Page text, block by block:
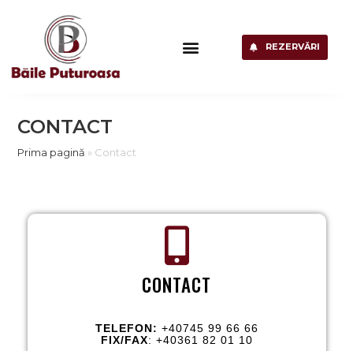
REZERVĂRI
CONTACT
Prima pagină » Contact
CONTACT
TELEFON: +40745 99 66 66
FIX/FAX: +40361 82 01 10